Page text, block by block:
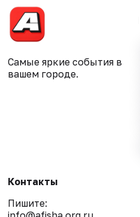
Самые яркие события в
вашем городе.
Контакты
Пишите: